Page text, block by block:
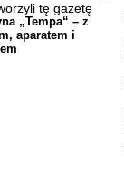
tę gazetę
„Tempa“ – z
aparatem i